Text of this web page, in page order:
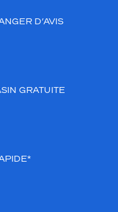
D’AVIS
GRATUITE